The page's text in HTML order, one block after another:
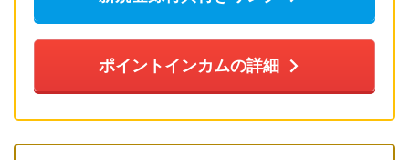
ポイントインカムの詳細